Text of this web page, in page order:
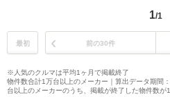
1/1
最初 前の30件
※人気のクルマは平均1ヶ月で掲載終了
物件数合計1万台以上のメーカー｜算出データ期間
台以上のメーカーのうち、掲載が終了した物件数が